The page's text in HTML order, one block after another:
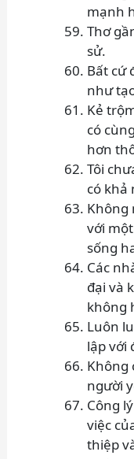
mạnh
Thơ
sử.
Bất cứ
như
Kẻ
có
hơn
Tôi
có khả
Không
với
sống
Các
đại và
không
Luôn
lập với
Không
người
Công
việc
thiệp